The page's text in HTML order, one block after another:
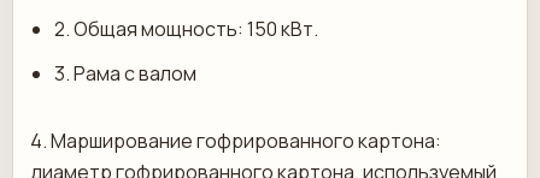
2.⁠ ⁠Общая мощность: 150 кВт.
3.⁠ ⁠Рама с валом
4.⁠ ⁠Марширование гофрированного картона:
диаметр гофрированного картона, используемый